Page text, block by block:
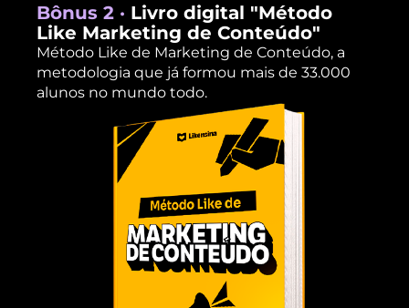
Bônus 2 · Livro digital "Método
Like Marketing de Conteúdo"
Método Like de Marketing de Conteúdo, a
metodologia que já formou mais de 33.000
alunos no mundo todo.